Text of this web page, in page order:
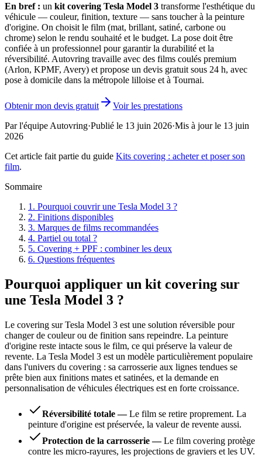
En bref : un kit covering Tesla Model 3 transforme l'esthétique du
véhicule — couleur, finition, texture — sans toucher à la peinture
d'origine. On choisit le film (mat, brillant, satiné, carbone ou
chrome) selon le rendu souhaité et le budget. La pose doit être
confiée à un professionnel pour garantir la durabilité et la
réversibilité. Autovring travaille avec des films coulés premium
(Arlon, KPMF, Avery) et propose un devis gratuit sous 24 h, avec
pose à domicile dans la métropole lilloise et à Tournai.
Obtenir mon devis gratuit
Voir les prestations
Par l'équipe Autovring·Publié le 13 juin 2026·Mis à jour le 13 juin
2026
Cet article fait partie du guide Kits covering : acheter et poser son
film.
Sommaire
1 . Pourquoi couvrir une Tesla Model 3 ?
2. Finitions disponibles
3. Marques de films recommandées
4. Partiel ou total ?
5. Covering + PPF : combiner les deux
6. Questions fréquentes
Pourquoi appliquer un kit covering sur
une Tesla Model 3 ?
Le covering sur Tesla Model 3 est une solution réversible pour
changer de couleur ou de finition sans repeindre. La peinture
d'origine reste intacte sous le film, ce qui préserve la valeur de
revente. La Tesla Model 3 est un modèle particulièrement populaire
dans l'univers du covering : sa carrosserie aux lignes tendues se
prête bien aux finitions mates et satinées, et la demande en
personnalisation de véhicules électriques est en forte croissance.
Réversibilité totale— Le film se retire proprement. La
peinture d'origine est préservée, la valeur de revente aussi.
Protection de la carrosserie— Le film covering protège
contre les micro-rayures, les projections de graviers et les UV.